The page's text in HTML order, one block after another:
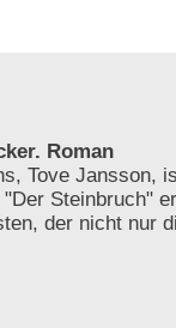
Roman
Tove Jansson,
Steinbruch"
der nicht nur